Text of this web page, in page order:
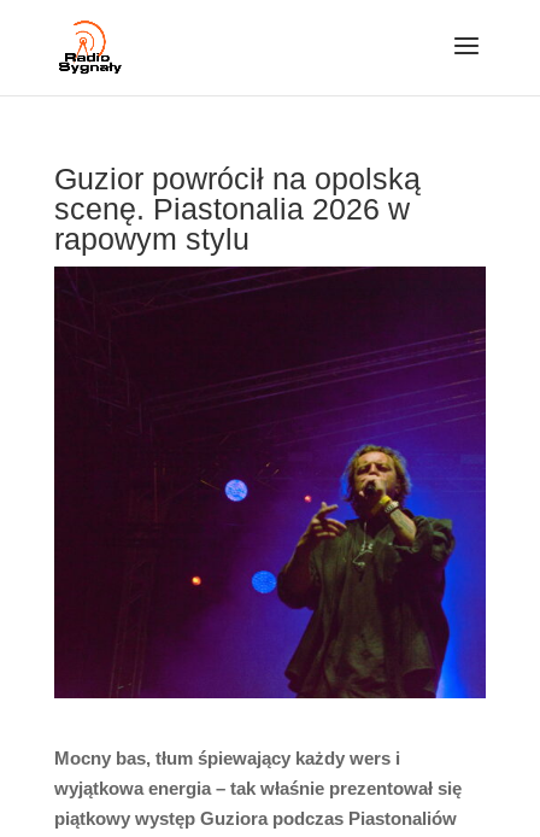
Guzior powrócił na opolską
scenę. Piastonalia 2026 w
rapowym stylu
Mocny bas, tłum śpiewający każdy wers i
wyjątkowa energia – tak właśnie prezentował się
piątkowy występ Guziora podczas Piastonaliów